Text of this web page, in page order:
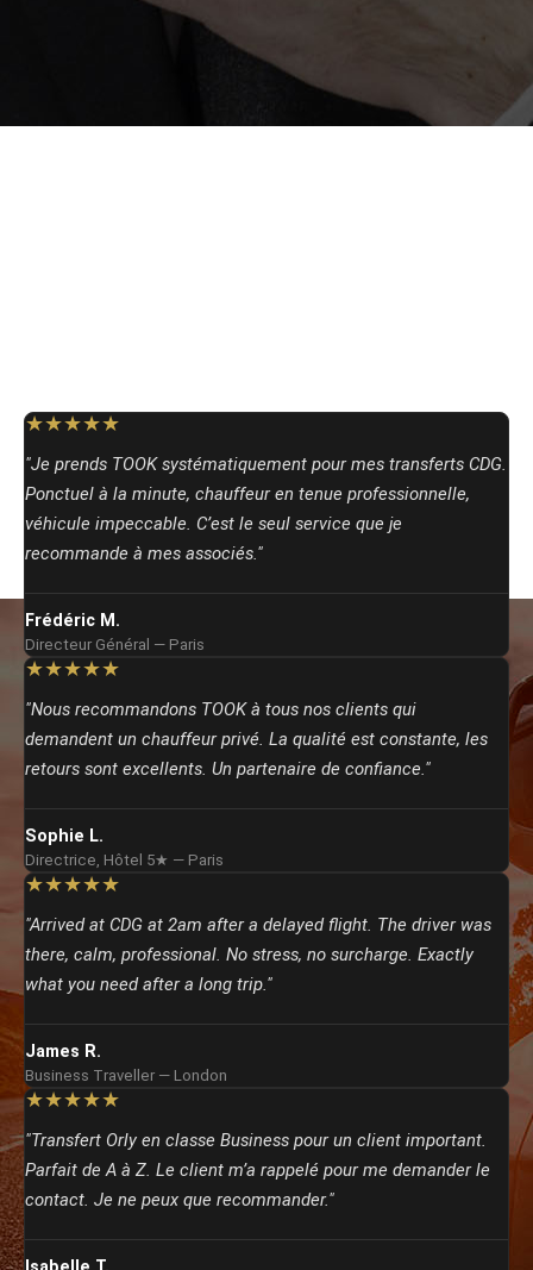
★★★★★
"Je prends TOOK systématiquement pour mes transferts CDG.
Ponctuel à la minute, chauffeur en tenue professionnelle,
véhicule impeccable. C’est le seul service que je
recommande à mes associés."
Frédéric M.
Directeur Général — Paris
★★★★★
"Nous recommandons TOOK à tous nos clients qui
demandent un chauffeur privé. La qualité est constante, les
retours sont excellents. Un partenaire de confiance."
Sophie L.
Directrice, Hôtel 5★ — Paris
★★★★★
"Arrived at CDG at 2am after a delayed flight. The driver was
there, calm, professional. No stress, no surcharge. Exactly
what you need after a long trip."
James R.
Business Traveller — London
★★★★★
"Transfert Orly en classe Business pour un client important.
Parfait de A à Z. Le client m’a rappelé pour me demander le
contact. Je ne peux que recommander."